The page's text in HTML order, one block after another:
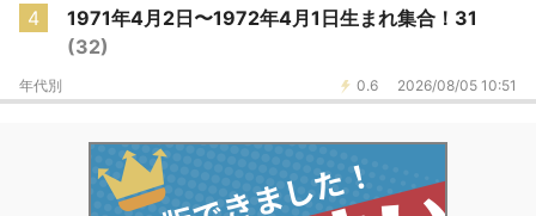
4
1971年4月2日〜1972年4月1日生まれ集合！31
(32)
0.6 2026/08/05 10:51
年代別